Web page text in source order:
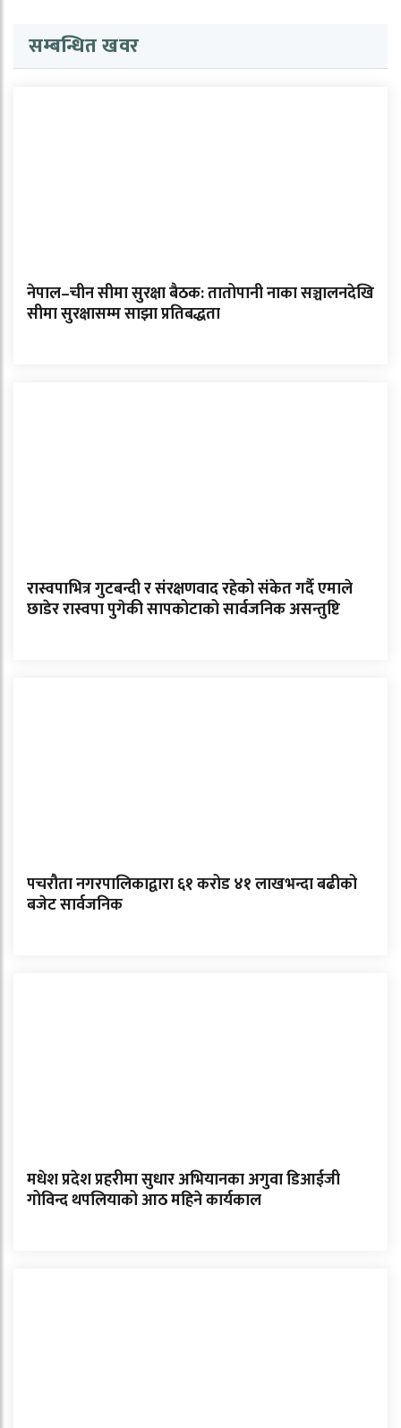
सम्बन्धित खवर
नेपाल–चीन सीमा सुरक्षा बैठक: तातोपानी नाका सञ्चालनदेखि
सीमा सुरक्षासम्म साझा प्रतिबद्धता
रास्वपाभित्र गुटबन्दी र संरक्षणवाद रहेको संकेत गर्दै एमाले
छाडेर रास्वपा पुगेकी सापकोटाको सार्वजनिक असन्तुष्टि
पचरौता नगरपालिकाद्वारा ६१ करोड ४१ लाखभन्दा बढीको
बजेट सार्वजनिक
मधेश प्रदेश प्रहरीमा सुधार अभियानका अगुवा डिआईजी
गोविन्द थपलियाको आठ महिने कार्यकाल